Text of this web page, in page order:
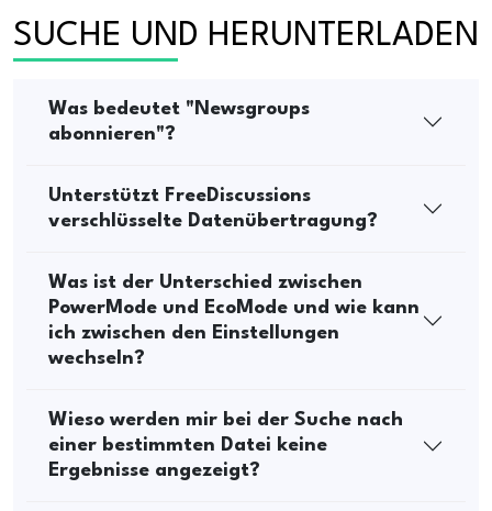
SUCHE UND HERUNTERLADEN
Was bedeutet "Newsgroups
abonnieren"?
Unterstützt FreeDiscussions
verschlüsselte Datenübertragung?
Was ist der Unterschied zwischen
PowerMode und EcoMode und wie kann
ich zwischen den Einstellungen
wechseln?
Wieso werden mir bei der Suche nach
einer bestimmten Datei keine
Ergebnisse angezeigt?